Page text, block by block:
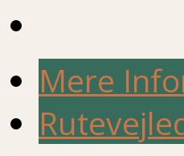
Mere